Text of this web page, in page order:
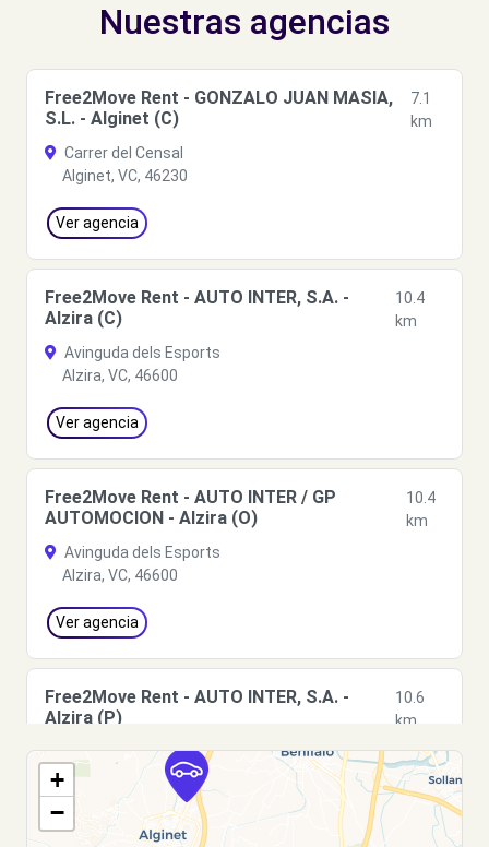
Nuestras agencias
Free2Move Rent - GONZALO JUAN MASIA,
S.L. - Alginet (C)
7.1
km
Carrer del Censal
Alginet, VC, 46230
Ver agencia
Free2Move Rent - AUTO INTER, S.A. -
Alzira (C)
10.4
km
Avinguda dels Esports
Alzira, VC, 46600
Ver agencia
Free2Move Rent - AUTO INTER / GP
AUTOMOCION - Alzira (O)
10.4
km
Avinguda dels Esports
Alzira, VC, 46600
Ver agencia
Free2Move Rent - AUTO INTER, S.A. -
Alzira (P)
10.6
km
Avinguda dels Esports
Alzira, VC, 46600
Ver agencia
+
−